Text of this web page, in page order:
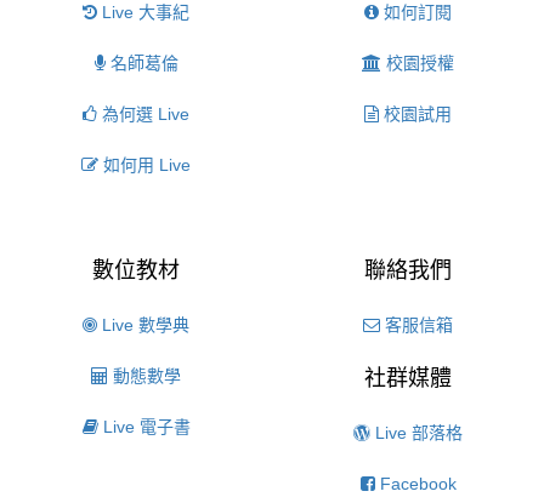
Live 大事紀
名師葛倫
為何選 Live
如何用 Live
如何訂閱
校園授權
校園試用
數位教材
Live 數學典
動態數學
Live 電子書
聯絡我們
客服信箱
社群媒體
Live 部落格
Facebook